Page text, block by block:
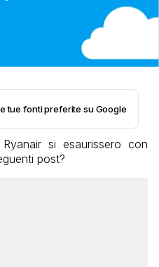
tue fonti preferite su Google
si esaurissero con
post?